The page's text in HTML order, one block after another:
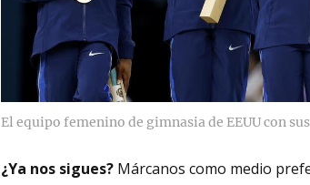
El equipo femenino de gimnasia de EEUU con
¿Ya nos sigues? Márcanos como medio